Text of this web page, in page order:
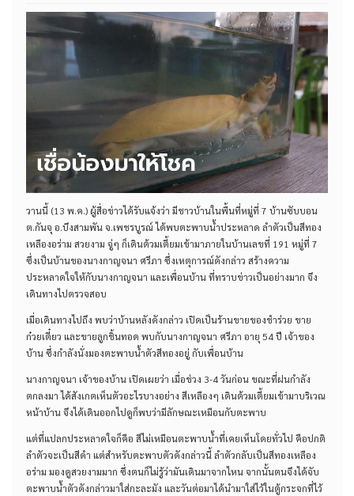
วานนี้ (13 พ.ค.) ผู้สื่อข่าวได้รับแจ้งว่า มีชาวบ้านในพื้นที่หมู่ที่ 7 บ้านซับบอน
ต.กันจุ อ.บึงสามพัน จ.เพชรบูรณ์ ได้พบตะพาบน้ำประหลาด ลำตัวเป็นสีทอง
เหลืองอร่าม สวยงาม จู่ๆ ก็เดินต้วมเตี้ยมเข้ามาภายในบ้านเลขที่ 191 หมู่ที่ 7
ซึ่งเป็นบ้านของนางกาญจนา ศรีภา ซึ่งเหตุการณ์ดังกล่าว สร้างความ
ประหลาดใจให้กับนางกาญจนา และเพื่อนบ้าน ที่ทราบข่าวเป็นอย่างมาก จึง
เดินทางไปตรวจสอบ
เมื่อเดินทางไปถึง พบว่าบ้านหลังดังกล่าว เปิดเป็นร้านขายของชำร่วย ขาย
ก๋วยเตี๋ยว และขายลูกชิ้นทอด พบกับนางกาญจนา ศรีภา อายุ 54 ปี เจ้าของ
บ้าน ซึ่งกำลังนั่งมองตะพาบน้ำตัวสีทองอยู่ กับเพื่อนบ้าน
นางกาญจนา เจ้าของบ้าน เปิดเผยว่า เมื่อช่วง 3-4 วันก่อน ขณะที่ฝนกำลัง
ตกลงมา ได้สังเกตเห็นตัวอะไรบางอย่าง สีเหลืองๆ เดินต้วมเตี้ยมเข้ามาบริเวณ
หน้าบ้าน จึงได้เดินออกไปดูก็พบว่ามีลักษณะเหมือนกับตะพาบ
แต่ที่แปลกประหลาดใจก็คือ สีไม่เหมือนตะพาบน้ำที่เคยเห็นโดยทั่วไป คือปกติ
ลำตัวจะเป็นสีดำ แต่สำหรับตะพาบตัวดังกล่าวนี้ ลำตัวกลับเป็นสีทองเหลือง
อร่าม มองดูสวยงามมาก ซึ่งตนก็ไม่รู้ว่ามันเดินมาจากไหน จากนั้นตนจึงได้จับ
ตะพาบน้ำตัวดังกล่าวมาใส่กะละมัง และวันต่อมาได้นำมาใส่ไว้ในตู้กระจกที่ไว้